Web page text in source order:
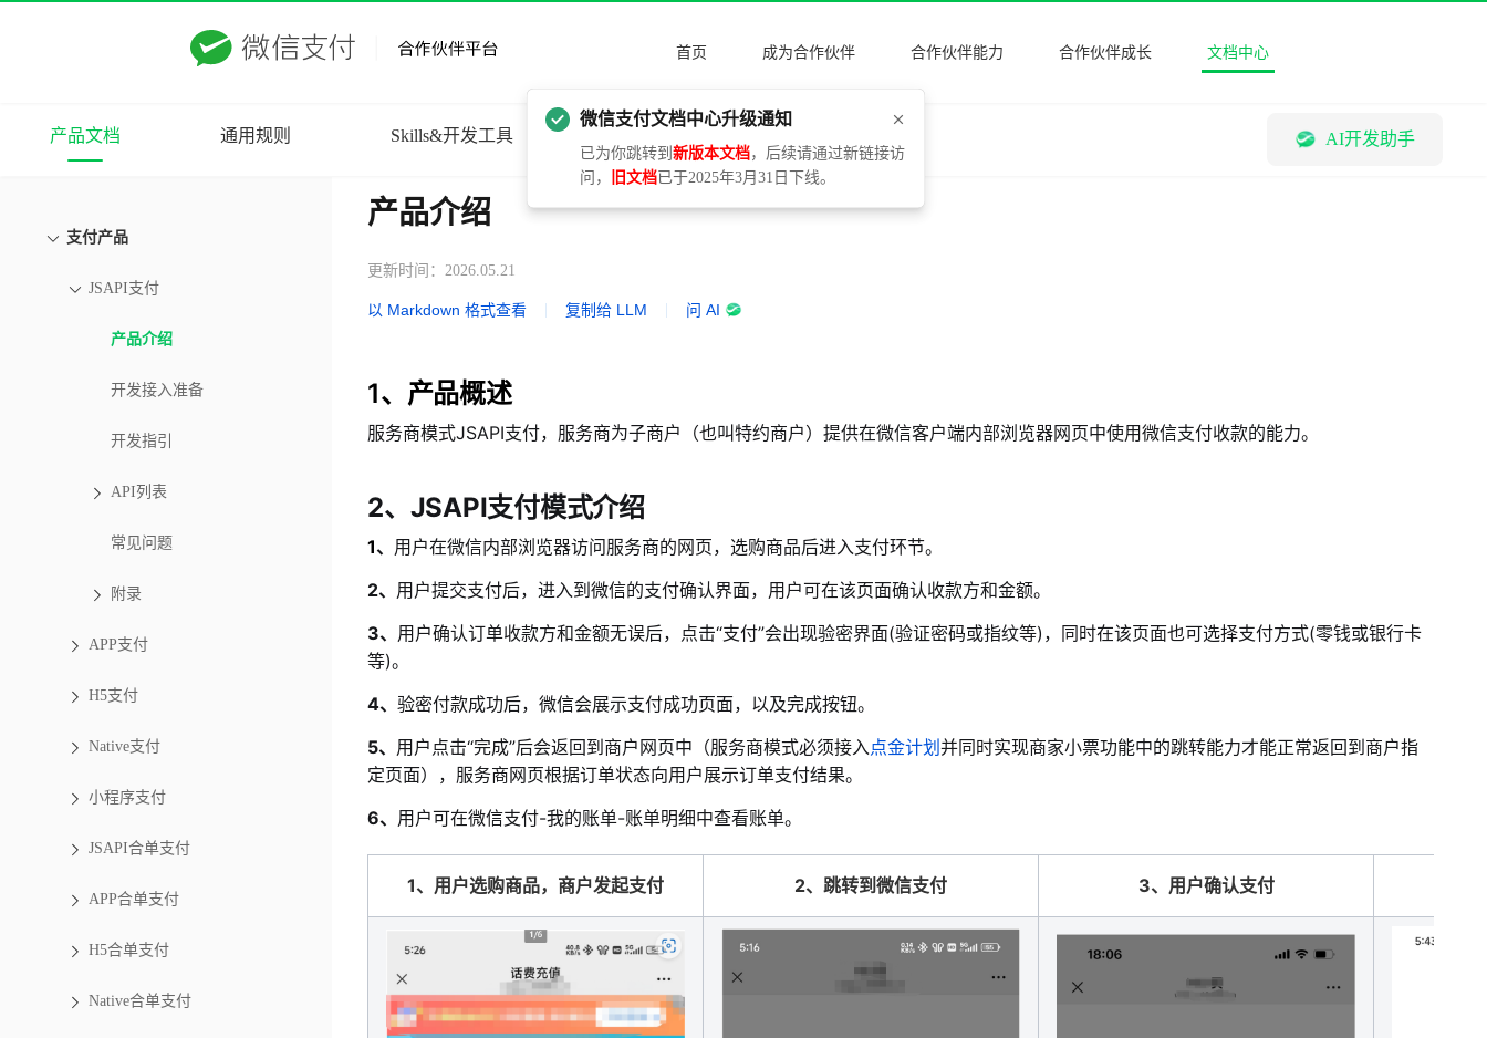
首页 成为合作伙伴 合作伙伴能力 合作伙伴成长 文档中心
产品文档 通用规则 Skills&开发工具 AI开发助手
支付产品
JSAPI支付
产品介绍
开发接入准备
开发指引
API列表
常见问题
附录
APP支付
H5支付
Native支付
小程序支付
JSAPI合单支付
APP合单支付
H5合单支付
Native合单支付
产品介绍
更新时间：2026.05.21
以 Markdown 格式查看 复制给 LLM 问 AI
1、产品概述
服务商模式JSAPI支付，服务商为子商户（也叫特约商户）提供在微信客户端内部浏览器网页中使用微信支付收款的能力。
2、JSAPI支付模式介绍
1、 用户在微信内部浏览器访问服务商的网页，选购商品后进入支付环节。
2、 用户提交支付后，进入到微信的支付确认界面，用户可在该页面确认收款方和金额。
3、 用户确认订单收款方和金额无误后， 点击“支付”会出现验密界面(验证密码或指纹等)，同时在该页面也可选择支付方式(零钱或银行卡
等)。
4、 验密付款成功后，微信会展示支付成功页面，以及完成按钮。
5、 用户点击“完成”后会返回到商户网页中（服务商模式必须接入点金计划 并同时实现商家小票功能中的跳转能力才能正常返回到商户指
定页面），服务商网页根据订单状态向用户展示订单支付结果。
6、 用户可在微信支付-我的账单-账单明细中查看账单。
1、 用户选购商品，商户发起支付 2、 跳转到微信支付 3、用户确认支付
微信支付文档中心升级通知
已为你跳转到 新版本文档，后续请通过新链接访
问，
旧文档已于2025年3月31日下线。